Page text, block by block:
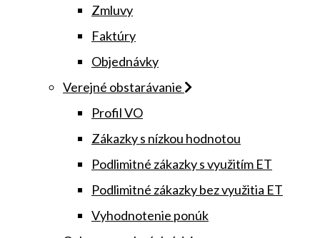
Zmluvy
Faktúry
Objednávky
Verejné obstarávanie
Profil VO
Zákazky s nízkou hodnotou
Podlimitné zákazky s využitím ET
Podlimitné zákazky bez využitia ET
Vyhodnotenie ponúk